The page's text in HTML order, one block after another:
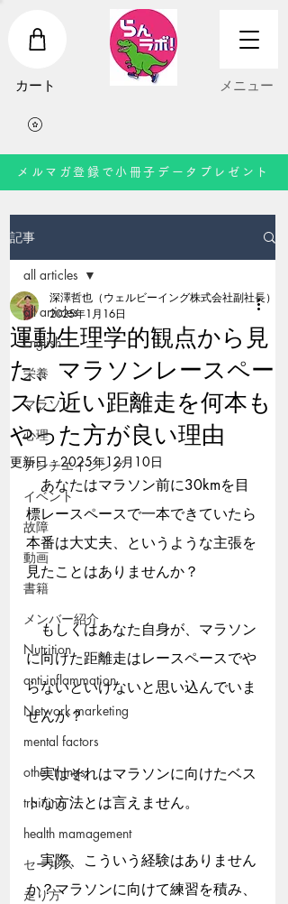
​カート ​メニュー
メルマガ登録で小冊子データプレゼント
記事
all articles
English
栄養
マラソン
心理
アンチエイジング
イベント
故障
動画
書籍
メンバー紹介
Nutrition
anti-inflammation
Network marketing
mental factors
other things
training
health mamagement
セールス
走り方
all articles
運動生理学的観点から見
た、マラソンレースペー
スに近い距離走を何本も
やった方が良い理由
深澤哲也（ウェルビーイング株式会社副社長）
2025年1月16日
更新日：2025年12月10日
あなたはマラソン前に30kmを目
標レースペースで一本できていたら
本番は大丈夫、というような主張を
見たことはありませんか？
もしくはあなた自身が、マラソン
に向けた距離走はレースペースでや
らないといけないと思い込んでいま
せんか？
実はそれはマラソンに向けたベス
トな方法とは言えません。
実際、こういう経験はありません
か？マラソンに向けて練習を積み、